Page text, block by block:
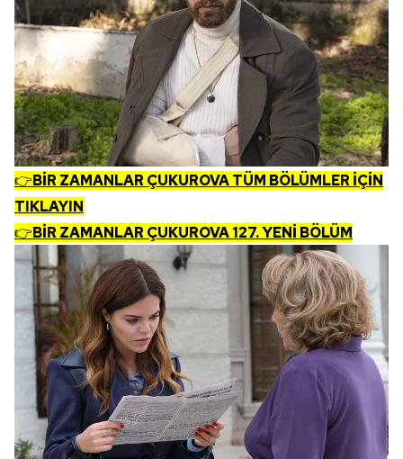
👉BİR ZAMANLAR ÇUKUROVA TÜM BÖLÜMLER İÇİN
TIKLAYIN
👉BİR ZAMANLAR ÇUKUROVA 127. YENİ BÖLÜM